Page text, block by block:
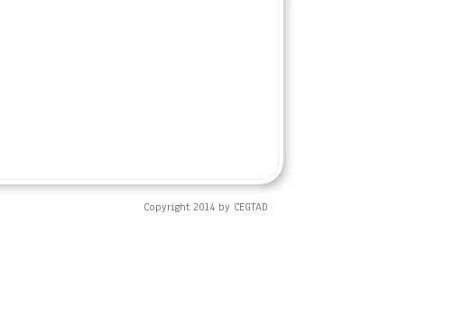
Copyright 2014 by CEGTAD